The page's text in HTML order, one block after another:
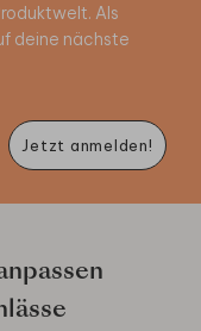
Als
deine nächste
Jetzt anmelden!